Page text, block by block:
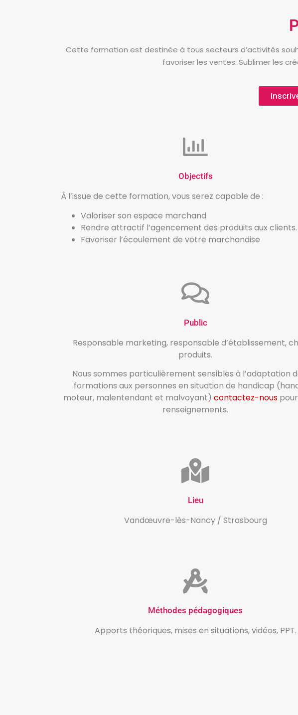
Cette formation est destinée à tous secteurs d’activités
favoriser les ventes. Sublimer les
Objectifs
À l’issue de cette formation, vous serez capable de :
Valoriser son espace marchand
Rendre attractif l’agencement des produits aux clients.
Favoriser l’écoulement de votre marchandise
Public
Responsable marketing, responsable d’établissement,
produits.
Nous sommes particulièrement sensibles à l’adaptation
formations aux personnes en situation de handicap
moteur, malentendant et malvoyant) contactez-nouspour
renseignements.
Lieu
Vandœuvre-lès-Nancy / Strasbourg
Méthodes pédagogiques
Apports théoriques, mises en situations, vidéos, PPT.